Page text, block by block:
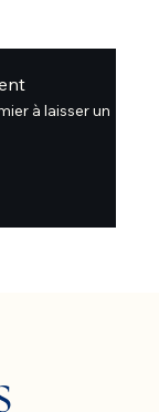
à laisser un